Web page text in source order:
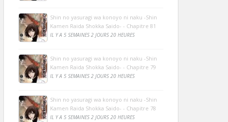
Shin no yasuragi wa konoyo ni naku -Shin
Kamen Raida Shokka Saido- - Chapitre 81
IL Y A 5 SEMAINES 2 JOURS 20 HEURES
Shin no yasuragi wa konoyo ni naku -Shin
Kamen Raida Shokka Saido- - Chapitre 79
IL Y A 5 SEMAINES 2 JOURS 20 HEURES
Shin no yasuragi wa konoyo ni naku -Shin
Kamen Raida Shokka Saido- - Chapitre 78
IL Y A 5 SEMAINES 2 JOURS 20 HEURES